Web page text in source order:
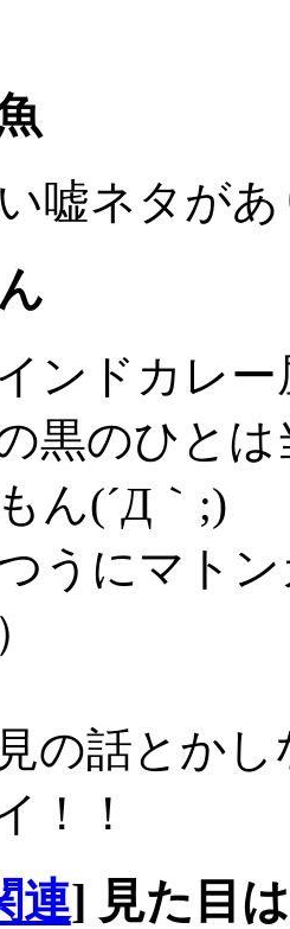
嘘ネタが
ンドカレ
黒のひと
ん(´Д｀;)
うにマト
の話とか
！！
連] 見た目